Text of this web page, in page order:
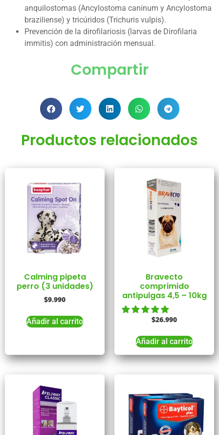
anquilostomas (Ancylostoma caninum y Ancylostoma
braziliense) y tricúridos (Trichuris vulpis).
Prevención de la dirofilariosis (larvas de Dirofilaria
immitis) con administración mensual.
Compartir
Productos relacionados
Calming pipeta
perro (3 unidades)
$9.990
Añadir al carrito
Bravecto
comprimido
antipulgas 4,5 – 10kg
$26.990
Añadir al carrito